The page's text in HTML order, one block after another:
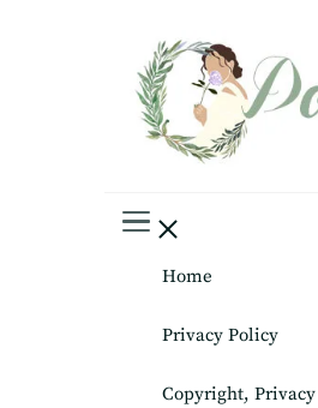
Home
Privacy Policy
Copyright,